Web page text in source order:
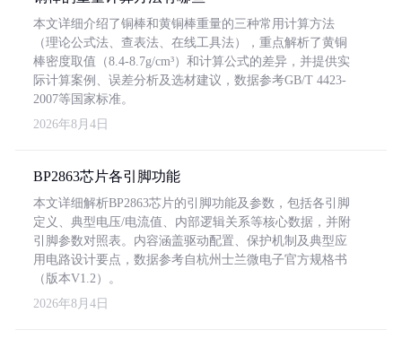
本文详细介绍了铜棒和黄铜棒重量的三种常用计算方法
（理论公式法、查表法、在线工具法），重点解析了黄铜
棒密度取值（8.4-8.7g/cm³）和计算公式的差异，并提供实
际计算案例、误差分析及选材建议，数据参考GB/T 4423-
2007等国家标准。
2026年8月4日
BP2863芯片各引脚功能
本文详细解析BP2863芯片的引脚功能及参数，包括各引脚
定义、典型电压/电流值、内部逻辑关系等核心数据，并附
引脚参数对照表。内容涵盖驱动配置、保护机制及典型应
用电路设计要点，数据参考自杭州士兰微电子官方规格书
（版本V1.2）。
2026年8月4日